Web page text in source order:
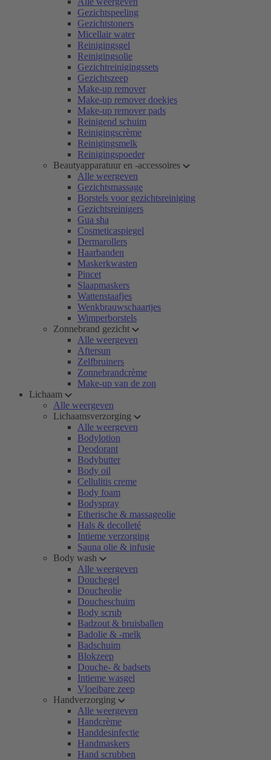
Gezichtspeeling
Gezichtstoners
Micellair water
Reinigingsgel
Reinigingsolie
Gezichtreinigingssets
Gezichtszeep
Make-up remover
Make-up remover doekjes
Make-up remover pads
Reinigend schuim
Reinigingscrème
Reinigingsmelk
Reinigingspoeder
Beautyapparatuur en -accessoires
Alle weergeven
Gezichtsmassage
Borstels voor gezichtsreiniging
Gezichtsreinigers
Gua sha
Cosmeticaspiegel
Dermarollers
Haarbanden
Maskerkwasten
Pincet
Slaapmaskers
Wattenstaafjes
Wenkbrauwschaartjes
Wimperborstels
Zonnebrand gezicht
Alle weergeven
Aftersun
Zelfbruiners
Zonnebrandcrème
Make-up van de zon
Lichaam
Alle weergeven
Lichaamsverzorging
Alle weergeven
Bodylotion
Deodorant
Bodybutter
Body oil
Cellulitis creme
Body foam
Bodyspray
Etherische & massageolie
Hals & decolleté
Intieme verzorging
Sauna olie & infusie
Body wash
Alle weergeven
Douchegel
Doucheolie
Doucheschuim
Body scrub
Badzout & bruisballen
Badolie & -melk
Badschuim
Blokzeep
Douche- & badsets
Intieme wasgel
Vloeibare zeep
Handverzorging
Alle weergeven
Handcrème
Handdesinfectie
Handmaskers
Hand scrubben